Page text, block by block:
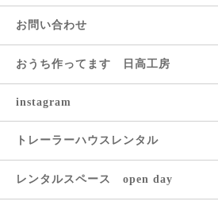
お問い合わせ
おうち作ってます 日高工房
instagram
トレーラーハウスレンタル
レンタルスペース open day